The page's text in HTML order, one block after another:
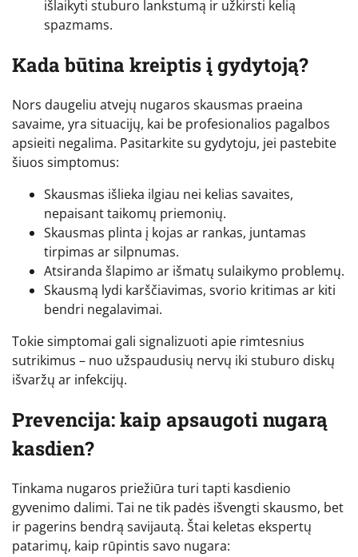
išlaikyti stuburo lankstumą ir užkirsti kelią
spazmams.
Kada būtina kreiptis į gydytoją?
Nors daugeliu atvejų nugaros skausmas praeina
savaime, yra situacijų, kai be profesionalios pagalbos
apsieiti negalima. Pasitarkite su gydytoju, jei pastebite
šiuos simptomus:
Skausmas išlieka ilgiau nei kelias savaites,
nepaisant taikomų priemonių.
Skausmas plinta į kojas ar rankas, juntamas
tirpimas ar silpnumas.
Atsiranda šlapimo ar išmatų sulaikymo problemų.
Skausmą lydi karščiavimas, svorio kritimas ar kiti
bendri negalavimai.
Tokie simptomai gali signalizuoti apie rimtesnius
sutrikimus – nuo užspaudusių nervų iki stuburo diskų
išvaržų ar infekcijų.
Prevencija: kaip apsaugoti nugarą
kasdien?
Tinkama nugaros priežiūra turi tapti kasdienio
gyvenimo dalimi. Tai ne tik padės išvengti skausmo, bet
ir pagerins bendrą savijautą. Štai keletas ekspertų
patarimų, kaip rūpintis savo nugara: